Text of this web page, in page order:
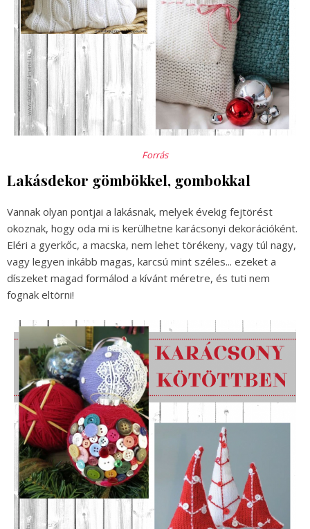
Forrás
Lakásdekor gömbökkel, gombokkal
Vannak olyan pontjai a lakásnak, melyek évekig fejtörést
okoznak, hogy oda mi is kerülhetne karácsonyi dekorációként.
Eléri a gyerkőc, a macska, nem lehet törékeny, vagy túl nagy,
vagy legyen inkább magas, karcsú mint széles... ezeket a
díszeket magad formálod a kívánt méretre, és tuti nem
fognak eltörni!